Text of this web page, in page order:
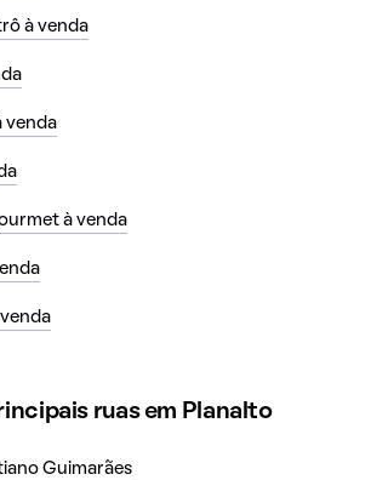
à venda
venda
à venda
ruas em Planalto
Guimarães